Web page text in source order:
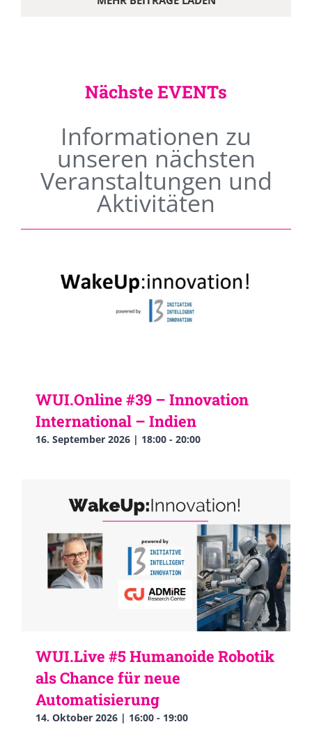
Nächste EVENTs
Informationen zu
unseren nächsten
Veranstaltungen und
Aktivitäten
WUI.Online #39 – Innovation
International – Indien
16. September 2026 | 18:00 - 20:00
WUI.Live #5 Humanoide Robotik
als Chance für neue
Automatisierung
14. Oktober 2026 | 16:00 - 19:00